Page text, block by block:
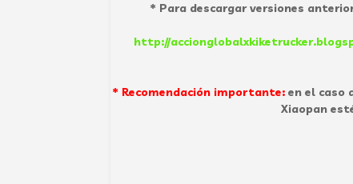
* Para descargar versiones
http://
* Recomendación importante: en el caso
Xiaopan